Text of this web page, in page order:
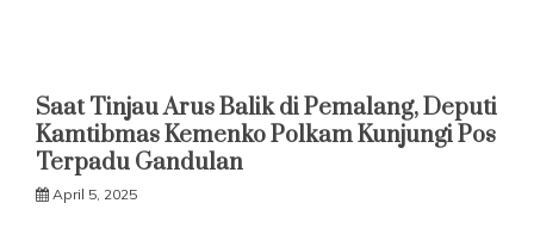
Saat Tinjau Arus Balik di Pemalang, Deputi
Kamtibmas Kemenko Polkam Kunjungi Pos
Terpadu Gandulan
April 5, 2025